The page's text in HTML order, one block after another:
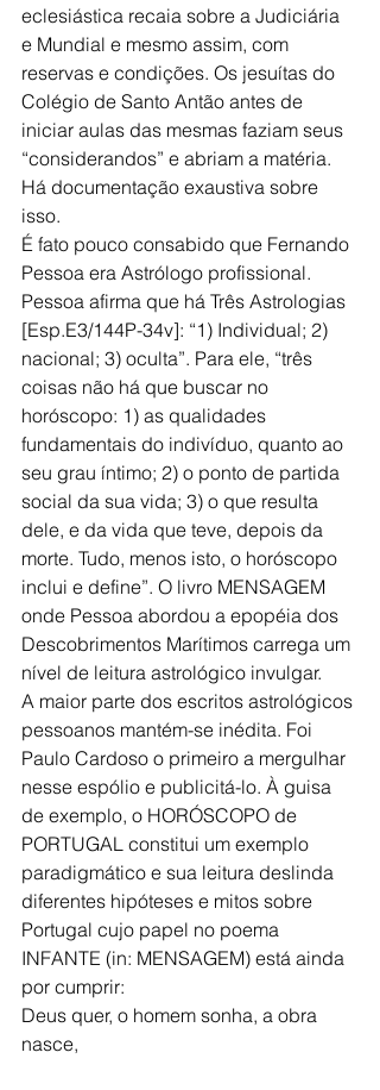
eclesiástica recaia sobre a Judiciária
e Mundial e mesmo assim, com
reservas e condições. Os jesuítas do
Colégio de Santo Antão antes de
iniciar aulas das mesmas faziam seus
“considerandos” e abriam a matéria.
Há documentação exaustiva sobre
isso.
É fato pouco consabido que Fernando
Pessoa era Astrólogo profissional.
Pessoa afirma que há Três Astrologias
[Esp.E3/144P-34v]: “1) Individual; 2)
nacional; 3) oculta”. Para ele, “três
coisas não há que buscar no
horóscopo: 1) as qualidades
fundamentais do indivíduo, quanto ao
seu grau íntimo; 2) o ponto de partida
social da sua vida; 3) o que resulta
dele, e da vida que teve, depois da
morte. Tudo, menos isto, o horóscopo
inclui e define”. O livro MENSAGEM
onde Pessoa abordou a epopéia dos
Descobrimentos Marítimos carrega um
nível de leitura astrológico invulgar.
A maior parte dos escritos astrológicos
pessoanos mantém-se inédita. Foi
Paulo Cardoso o primeiro a mergulhar
nesse espólio e publicitá-lo. À guisa
de exemplo, o HORÓSCOPO de
PORTUGAL constitui um exemplo
paradigmático e sua leitura deslinda
diferentes hipóteses e mitos sobre
Portugal cujo papel no poema
INFANTE (in: MENSAGEM) está ainda
por cumprir:
Deus quer, o homem sonha, a obra
nasce,